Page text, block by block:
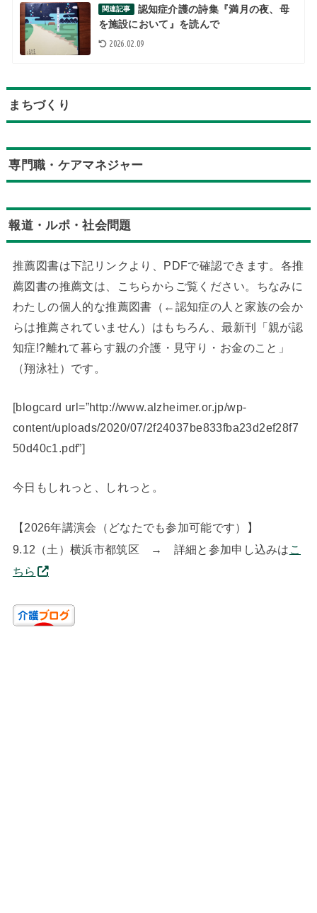
関連記事
認知症介護の詩集『満月の夜、母
を施設において』を読んで
2026.02.09
まちづくり
専門職・ケアマネジャー
報道・ルポ・社会問題
推薦図書は下記リンクより、PDFで確認できます。各推
薦図書の推薦文は、こちらからご覧ください。ちなみに
わたしの個人的な推薦図書（←認知症の人と家族の会か
らは推薦されていません）はもちろん、最新刊「親が認
知症!?離れて暮らす親の介護・見守り・お金のこと」
（翔泳社）です。
[blogcard url=”http://www.alzheimer.or.jp/wp-
content/uploads/2020/07/2f24037be833fba23d2ef28f7
50d40c1.pdf”]
今日もしれっと、しれっと。
【2026年講演会（どなたでも参加可能です）】
9.12（土）横浜市都筑区 → 詳細と参加申し込みは こ
ちら